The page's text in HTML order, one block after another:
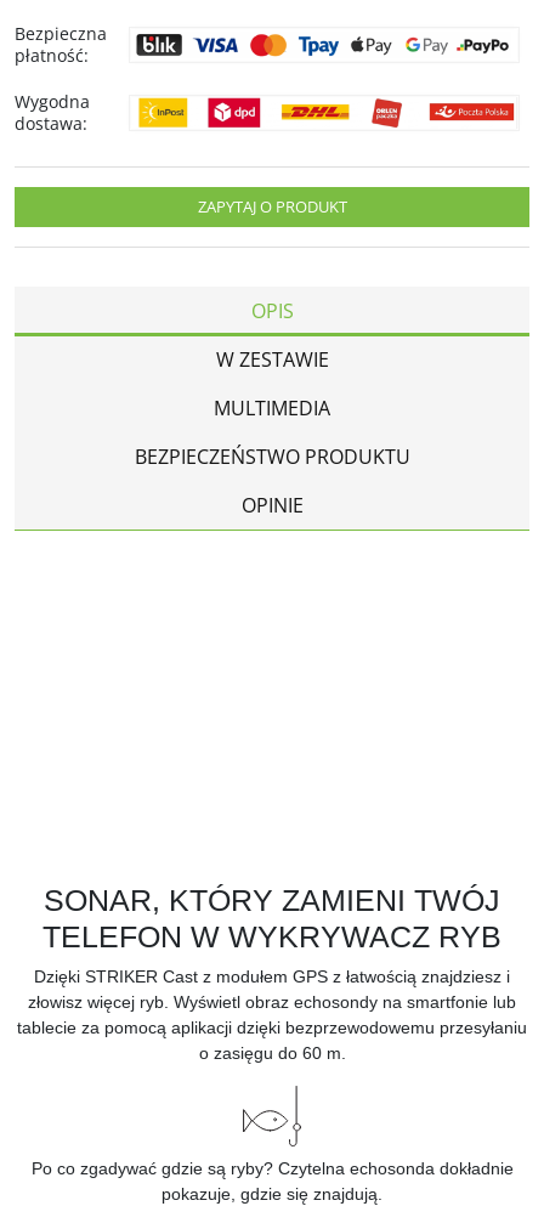
Bezpieczna
płatność:
Wygodna
dostawa:
ZAPYTAJ O PRODUKT
OPIS
W ZESTAWIE
MULTIMEDIA
BEZPIECZEŃSTWO PRODUKTU
OPINIE
SONAR, KTÓRY ZAMIENI TWÓJ
TELEFON W WYKRYWACZ RYB
Dzięki STRIKER Cast z modułem GPS z łatwością znajdziesz i
złowisz więcej ryb. Wyświetl obraz echosondy na smartfonie lub
tablecie za pomocą aplikacji dzięki bezprzewodowemu przesyłaniu
o zasięgu do 60 m.
Po co zgadywać gdzie są ryby? Czytelna echosonda dokładnie
pokazuje, gdzie się znajdują.